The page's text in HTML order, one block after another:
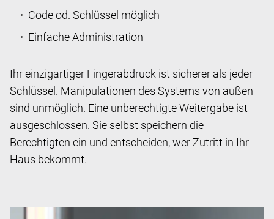
Code od. Schlüssel möglich
Einfache Administration
Ihr einzigartiger Fingerabdruck ist sicherer als jeder
Schlüssel. Manipulationen des Systems von außen
sind unmöglich. Eine unberechtigte Weitergabe ist
ausgeschlossen. Sie selbst speichern die
Berechtigten ein und entscheiden, wer Zutritt in Ihr
Haus bekommt.